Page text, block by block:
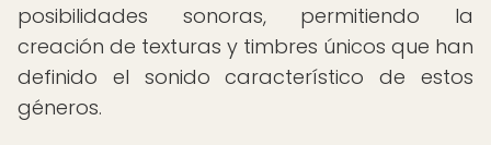
posibilidades sonoras, permitiendo la
creación de texturas y timbres únicos que han
definido el sonido característico de estos
géneros.